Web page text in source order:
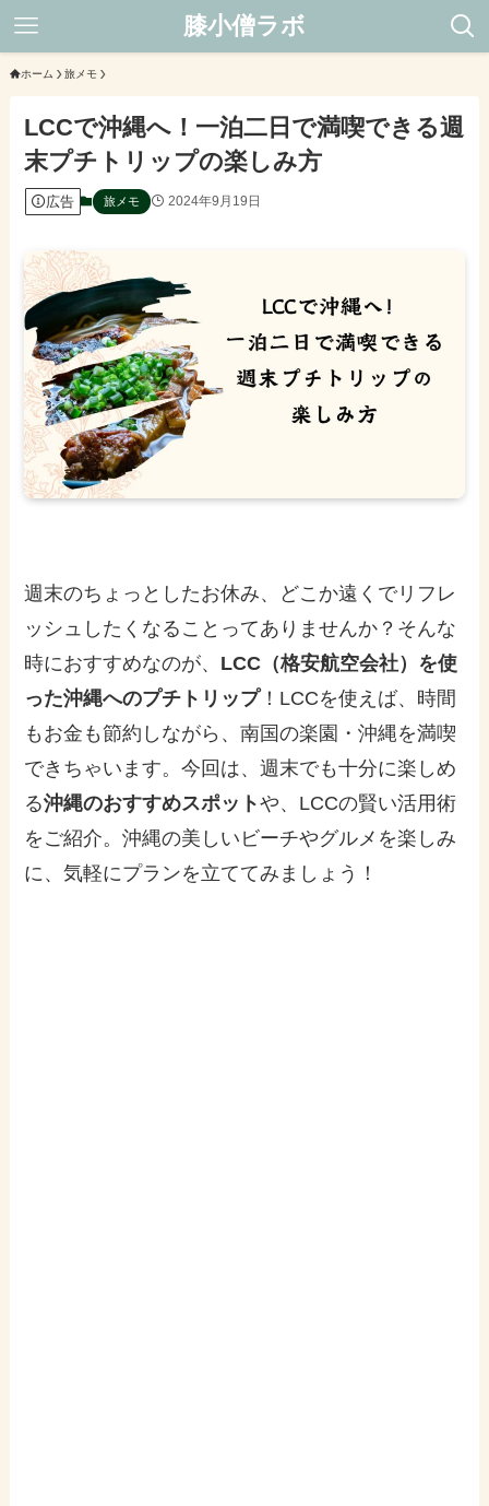
膝小僧ラボ
ホーム 旅メモ
LCCで沖縄へ！一泊二日で満喫できる週
末プチトリップの楽しみ方
広告 旅メモ 2024年9月19日
週末のちょっとしたお休み、どこか遠くでリフレ
ッシュしたくなることってありませんか？そんな
時におすすめなのが、 LCC（格安航空会社）を使
った沖縄へのプチトリップ！LCCを使えば、時間
もお金も節約しながら、南国の楽園・沖縄を満喫
できちゃいます。今回は、週末でも十分に楽しめ
る沖縄のおすすめスポットや、LCCの賢い活用術
をご紹介。沖縄の美しいビーチやグルメを楽しみ
に、気軽にプランを立ててみましょう！